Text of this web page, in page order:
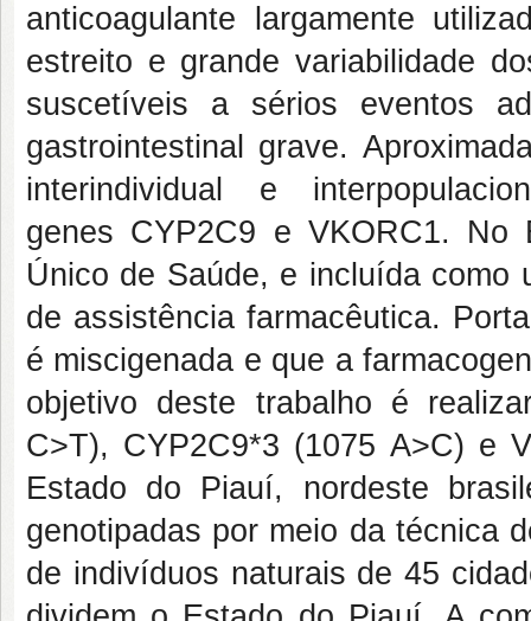
anticoagulante largamente
estreito e grande variabilidade
suscetíveis a sérios eventos
gastrointestinal grave.
interindividual e
genes CYP2C9 e VKORC1. No
Único de Saúde, e incluída como
de assistência farmacêutica.
é miscigenada e que a
objetivo deste trabalho é
C>T), CYP2C9*3 (1075 A>C) e
Estado do Piauí, nordeste
genotipadas por meio da técnica
de indivíduos naturais de 45